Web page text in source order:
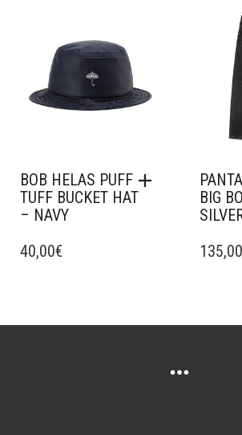
CHOISIES
BOB HELAS PUFF
TUFF BUCKET HAT
– NAVY
40,00€
BIG
135,00